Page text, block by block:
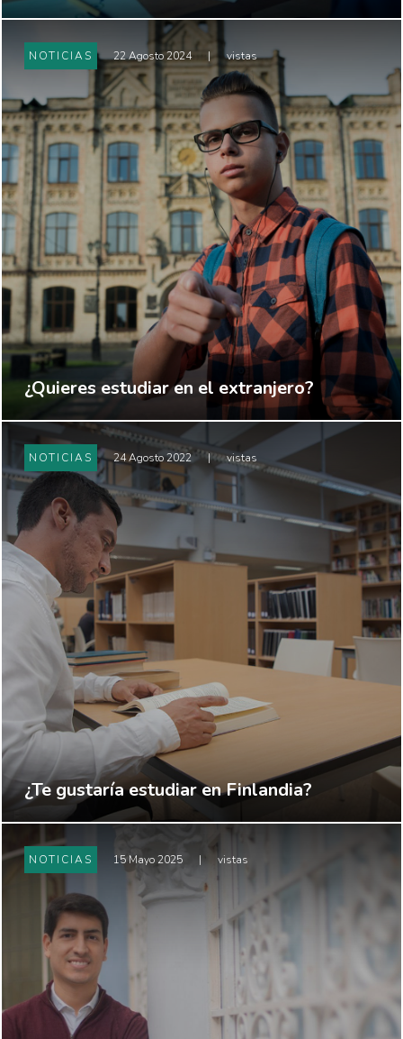
NOTICIAS 22 Agosto 2024 | vistas
¿Quieres estudiar en el extranjero?
NOTICIAS 24 Agosto 2022 | vistas
¿Te gustaría estudiar en Finlandia?
NOTICIAS 15 Mayo 2025 | vistas